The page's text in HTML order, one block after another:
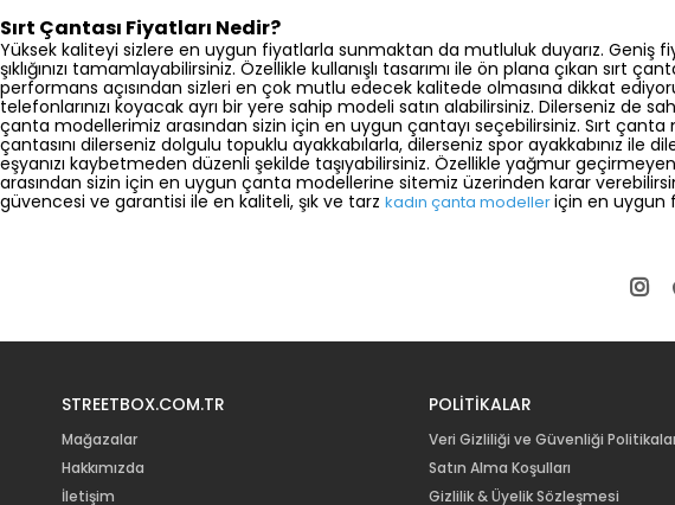
Sırt Çantası Fiyatları Nedir?
Yüksek kaliteyi sizlere en uygun fiyatlarla sunmaktan da mutluluk duyarız. Geniş
şıklığınızı tamamlayabilirsiniz. Özellikle kullanışlı tasarımı ile ön plana çıkan
performans açısından sizleri en çok mutlu edecek kalitede olmasına dikkat
telefonlarınızı koyacak ayrı bir yere sahip modeli satın alabilirsiniz. Dilerseniz
çanta modellerimiz arasından sizin için en uygun çantayı seçebilirsiniz. Sırt
çantasını dilerseniz dolgulu topuklu ayakkabılarla, dilerseniz spor ayakkabınız ile
eşyanızı kaybetmeden düzenli şekilde taşıyabilirsiniz. Özellikle yağmur
arasından sizin için en uygun çanta modellerine sitemiz üzerinden karar
güvencesi ve garantisi ile en kaliteli, şık ve tarz kadın çanta modelleriçin en uygun
STREETBOX.COM.TR
Mağazalar
Hakkımızda
İletişim
POLİTİKALAR
Veri Gizliliği ve Güvenliği
Satın Alma Koşulları
Gizlilik & Üyelik Sözleşmesi